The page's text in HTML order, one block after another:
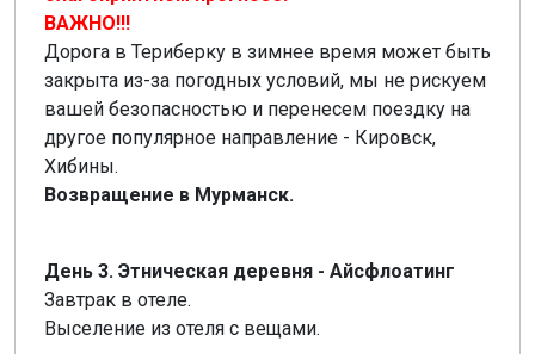
ВАЖНО!!!
Дорога в Териберку в зимнее время может быть
закрыта из-за погодных условий, мы не рискуем
вашей безопасностью и перенесем поездку на
другое популярное направление - Кировск,
Хибины.
Возвращение в Мурманск.
День 3. Этническая деревня - Айсфлоатинг
Завтрак в отеле.
Выселение из отеля с вещами.